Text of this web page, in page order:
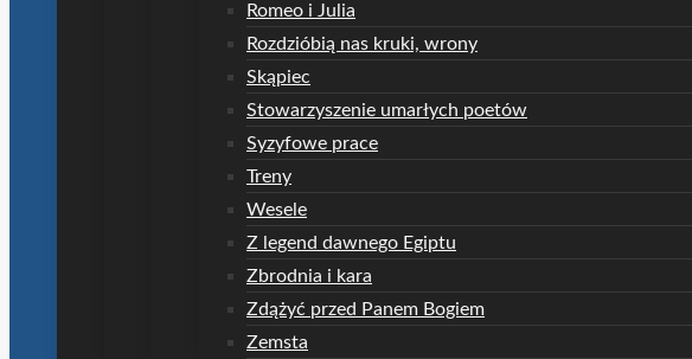
Romeo i Julia
Rozdzióbią nas kruki, wrony
Skąpiec
Stowarzyszenie umarłych poetów
Syzyfowe prace
Treny
Wesele
Z legend dawnego Egiptu
Zbrodnia i kara
Zdążyć przed Panem Bogiem
Zemsta